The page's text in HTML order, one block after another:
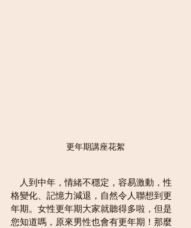
更年期講座花絮
人到中年，情緒不穩定，容易激動，性
格變化、記憶力減退，自然令人聯想到更
年期。女性更年期大家就聽得多啦，但是
您知道嗎，原來男性也會有更年期！那麼